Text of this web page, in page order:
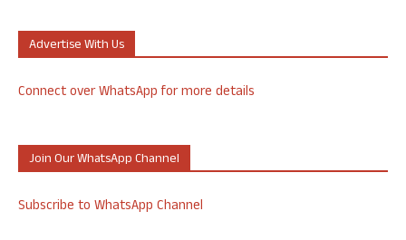
Advertise With Us
Connect over WhatsApp for more details
Join Our WhatsApp Channel
Subscribe to WhatsApp Channel